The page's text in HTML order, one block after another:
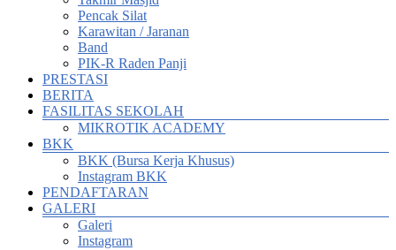
Pencak Silat
Karawitan / Jaranan
Band
PIK-R Raden Panji
PRESTASI
BERITA
FASILITAS SEKOLAH
MIKROTIK ACADEMY
BKK
BKK (Bursa Kerja Khusus)
Instagram BKK
PENDAFTARAN
GALERI
Galeri
Instagram